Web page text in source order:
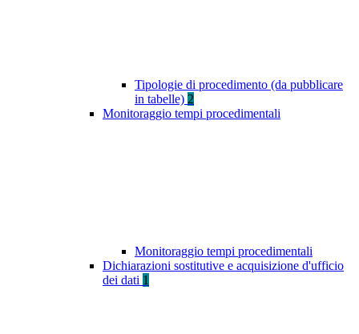
Tipologie di procedimento (da pubblicare
in tabelle) 2
Monitoraggio tempi procedimentali
Monitoraggio tempi procedimentali
Dichiarazioni sostitutive e acquisizione d'ufficio
dei dati 1